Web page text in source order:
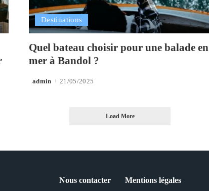
Destinations
Quel bateau choisir pour une balade en
mer à Bandol ?
Posted
admin 21/05/2025
Load More
Nous contacter Mentions légales